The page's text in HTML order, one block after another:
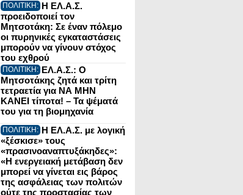
ΠΟΛΙΤΙΚΗ: Η ΕΛ.Α.Σ.
προειδοποιεί τον
Μητσοτάκη: Σε έναν πόλεμο
οι πυρηνικές εγκαταστάσεις
μπορούν να γίνουν στόχος
του εχθρού
ΠΟΛΙΤΙΚΗ: ΕΛ.Α.Σ.: Ο
Μητσοτάκης ζητά και τρίτη
τετραετία για ΝΑ ΜΗΝ
ΚΑΝΕΙ τίποτα! – Τα ψέματά
του για τη βιομηχανία
ΠΟΛΙΤΙΚΗ: Η ΕΛ.Α.Σ. με λογική
«ξέσκισε» τους
«πρασινοαναπτυξάκηδες»:
«Η ενεργειακή μετάβαση δεν
μπορεί να γίνεται εις βάρος
της ασφάλειας των πολιτών
ούτε της προστασίας των